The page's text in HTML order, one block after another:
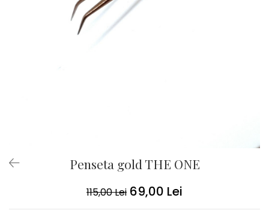
Penseta gold THE ONE
115,00 Lei 69,00 Lei